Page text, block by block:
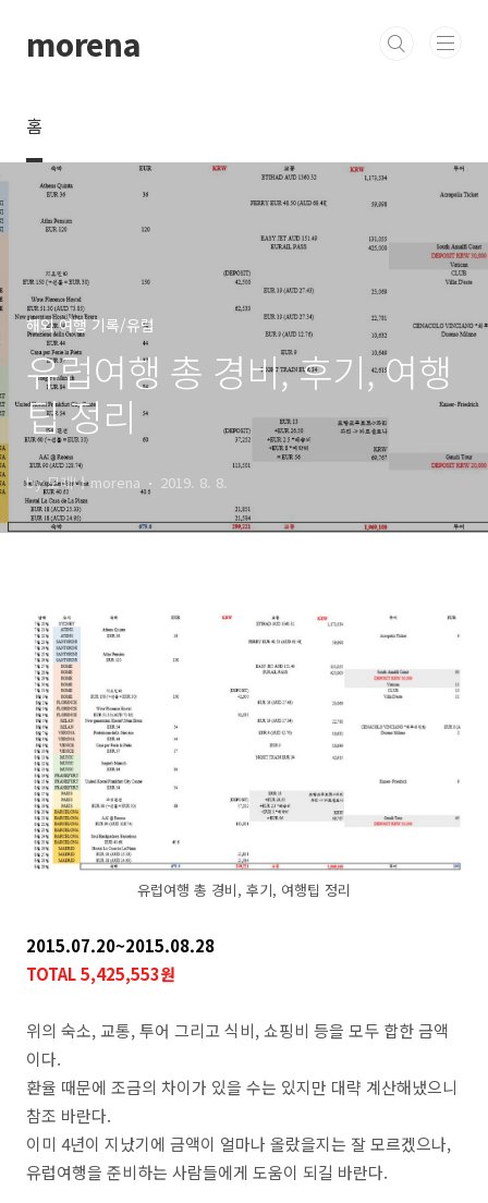
morena
홈
해외 여행 기록/유럽
유럽여행 총 경비, 후기, 여행
팁 정리
by 모레나 morena 2019. 8. 8.
유럽여행 총 경비, 후기, 여행팁 정리
2015.07.20~2015.08.28
TOTAL 5,425,553원
위의 숙소, 교통, 투어 그리고 식비, 쇼핑비 등을 모두 합한 금액
이다.
환율 때문에 조금의 차이가 있을 수는 있지만 대략 계산해냈으니
참조 바란다.
이미 4년이 지났기에 금액이 얼마나 올랐을지는 잘 모르겠으나,
유럽여행을 준비하는 사람들에게 도움이 되길 바란다.